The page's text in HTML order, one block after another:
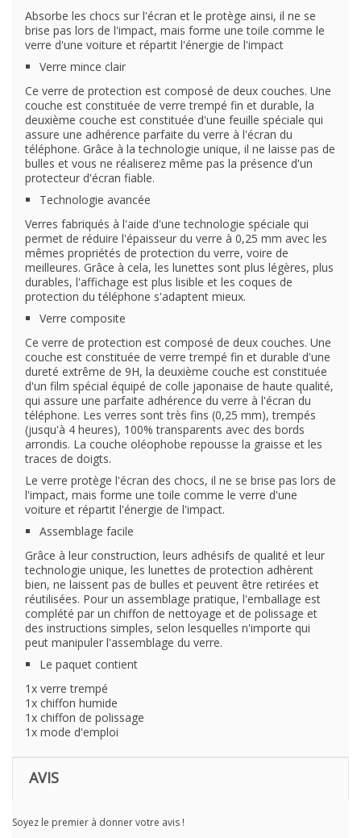
Absorbe les chocs sur l'écran et le protège ainsi, il ne se
brise pas lors de l'impact, mais forme une toile comme le
verre d'une voiture et répartit l'énergie de l'impact
Verre mince clair
Ce verre de protection est composé de deux couches. Une
couche est constituée de verre trempé fin et durable, la
deuxième couche est constituée d'une feuille spéciale qui
assure une adhérence parfaite du verre à l'écran du
téléphone. Grâce à la technologie unique, il ne laisse pas de
bulles et vous ne réaliserez même pas la présence d'un
protecteur d'écran fiable.
Technologie avancée
Verres fabriqués à l'aide d'une technologie spéciale qui
permet de réduire l'épaisseur du verre à 0,25 mm avec les
mêmes propriétés de protection du verre, voire de
meilleures. Grâce à cela, les lunettes sont plus légères, plus
durables, l'affichage est plus lisible et les coques de
protection du téléphone s'adaptent mieux.
Verre composite
Ce verre de protection est composé de deux couches. Une
couche est constituée de verre trempé fin et durable d'une
dureté extrême de 9H, la deuxième couche est constituée
d'un film spécial équipé de colle japonaise de haute qualité,
qui assure une parfaite adhérence du verre à l'écran du
téléphone. Les verres sont très fins (0,25 mm), trempés
(jusqu'à 4 heures), 100% transparents avec des bords
arrondis. La couche oléophobe repousse la graisse et les
traces de doigts.
Le verre protège l'écran des chocs, il ne se brise pas lors de
l'impact, mais forme une toile comme le verre d'une
voiture et répartit l'énergie de l'impact.
Assemblage facile
Grâce à leur construction, leurs adhésifs de qualité et leur
technologie unique, les lunettes de protection adhèrent
bien, ne laissent pas de bulles et peuvent être retirées et
réutilisées. Pour un assemblage pratique, l'emballage est
complété par un chiffon de nettoyage et de polissage et
des instructions simples, selon lesquelles n'importe qui
peut manipuler l'assemblage du verre.
Le paquet contient
1x verre trempé
1x chiffon humide
1x chiffon de polissage
1x mode d'emploi
AVIS
Soyez le premier à donner votre avis !